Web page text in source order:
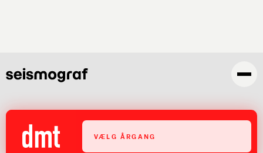
VÆLG ÅRGANG